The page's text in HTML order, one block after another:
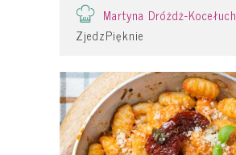
Martyna Dróżdż-Kocełuch
ZjedzPięknie